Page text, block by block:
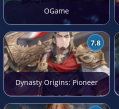
OGame
7.8
Dynasty Origins: Pioneer